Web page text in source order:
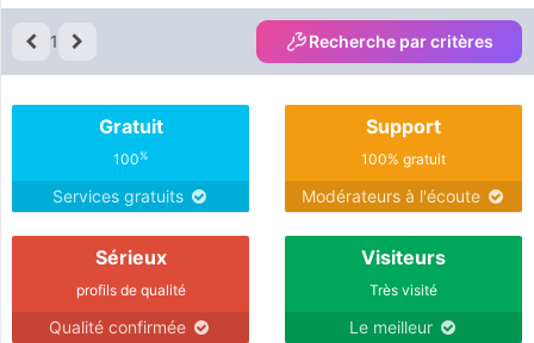
1 Recherche par critères
Gratuit
100%
Services gratuits
Support
100% gratuit
Modérateurs à l'écoute
Sérieux
profils de qualité
Qualité confirmée
Visiteurs
Très visité
Le meilleur